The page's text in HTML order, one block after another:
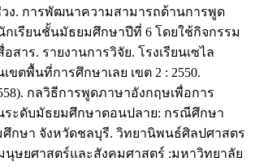
ง. การพัฒนาความสามารถด้านการพูด
เรียนชั้นมัธยมศึกษาปีที่ 6 โดยใช้กิจกรรม
สาร. รายงานการวิจัย. โรงเรียนเซไล
ขตพื้นที่การศึกษาเลย เขต 2 : 2550.
กลวิธีการพูดภาษาอังกฤษเพื่อการ
ระดับมัธยมศึกษาตอนปลาย: กรณีศึกษา
ศึกษา จังหวัดชลบุรี. วิทยานิพนธ์ศิลปศาสตร
ษยศาสตร์และสังคมศาสตร์ :มหาวิทยาลัย